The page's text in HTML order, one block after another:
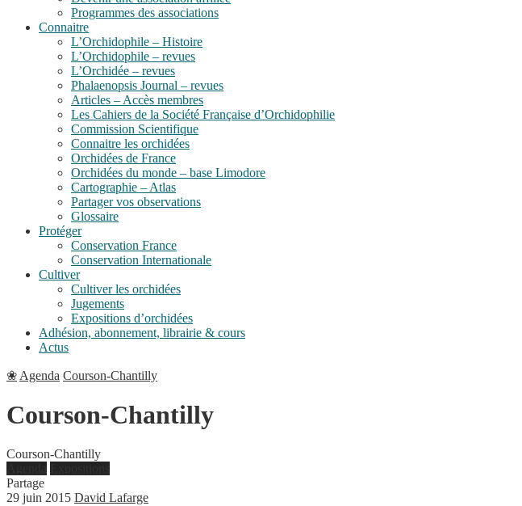
Programmes des associations
Connaitre
L’Orchidophile – Histoire
L’Orchidophile – revues
L’Orchidée – revues
Phalaenopsis Journal – revues
Articles – Accès membres
Les Cahiers de la Société Française d’Orchidophilie
Commission Scientifique
Connaitre les orchidées
Orchidées de France
Orchidées du monde – base Limodore
Cartographie – Atlas
Partager vos observations
Glossaire
Protéger
Conservation France
Conservation Internationale
Cultiver
Cultiver les orchidées
Jugements
Expositions d’orchidées
Adhésion, abonnement, librairie & cours
Actus
❀ Agenda Courson-Chantilly
Courson-Chantilly
Courson-Chantilly
Partage
29 juin 2015 David Lafarge